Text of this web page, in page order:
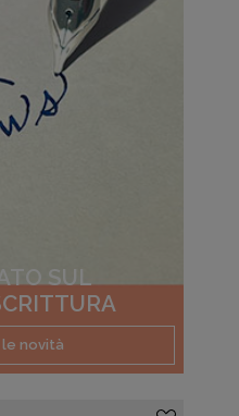
SUL
novità